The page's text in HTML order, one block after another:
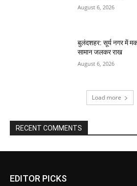
August 6, 2026
बुलंदशहर: सूर्य नगर में
सामान जलकर राख
August 6, 2026
Load more
RECENT COMMENTS
EDITOR PICKS